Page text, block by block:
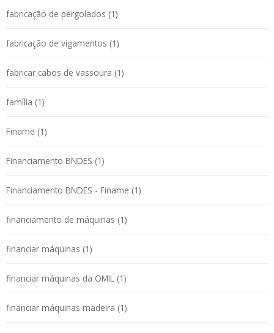
fabricação de pergolados (1)
fabricação de vigamentos (1)
fabricar cabos de vassoura (1)
família (1)
Finame (1)
Financiamento BNDES (1)
Financiamento BNDES - Finame (1)
financiamento de máquinas (1)
financiar máquinas (1)
financiar máquinas da OMIL (1)
financiar máquinas madeira (1)